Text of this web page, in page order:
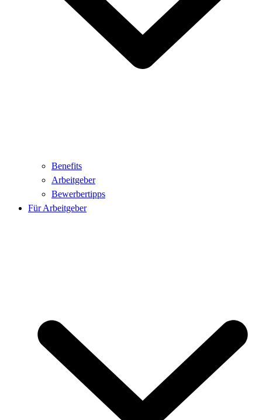
Benefits
Arbeitgeber
Bewerbertipps
Für Arbeitgeber